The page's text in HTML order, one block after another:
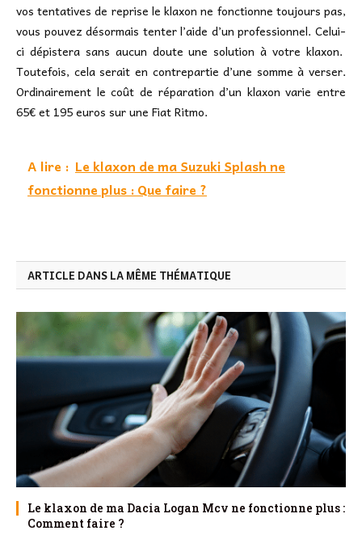
vos tentatives de reprise le klaxon ne fonctionne toujours pas,
vous pouvez désormais tenter l’aide d’un professionnel. Celui-
ci dépistera sans aucun doute une solution à votre klaxon.
Toutefois, cela serait en contrepartie d’une somme à verser.
Ordinairement le coût de réparation d’un klaxon varie entre
65€ et 195 euros sur une Fiat Ritmo.
A lire : Le klaxon de ma Suzuki Splash ne
fonctionne plus : Que faire ?
ARTICLE DANS LA MÊME THÉMATIQUE
Le klaxon de ma Dacia Logan Mcv ne fonctionne plus :
Comment faire ?